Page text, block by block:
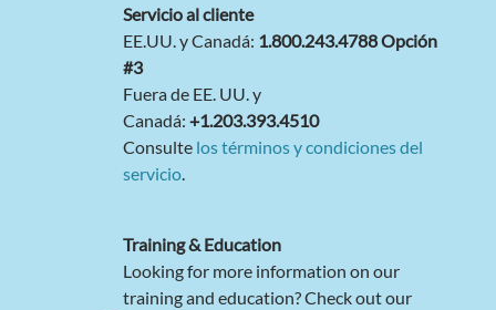
Servicio al cliente
EE.UU. y Canadá: 1.800.243.4788 Opción
#3
Fuera de EE. UU. y
Canadá: +1.203.393.4510
Consulte los términos y condiciones del
servicio.
Training & Education
Looking for more information on our
training and education? Check out our